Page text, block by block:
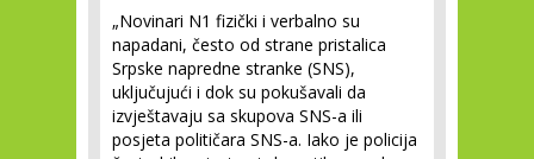
„Novinari N1 fizički i verbalno su
napadani, često od strane pristalica
Srpske napredne stranke (SNS),
uključujući i dok su pokušavali da
izvještavaju sa skupova SNS-a ili
posjeta političara SNS-a. Iako je policija